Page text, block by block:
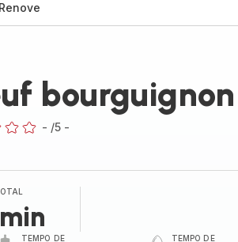
bourguignon
- /5 -
TEMPO DE
TEMPO DE